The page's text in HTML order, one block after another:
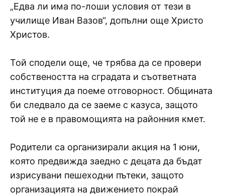
„Едва ли има по-лоши условия от тези в
училище Иван Вазов“, допълни още Христо
Христов.
Той сподели още, че трябва да се провери
собствеността на сградата и съответната
институция да поеме отговорност. Общината
би следвало да се заеме с казуса, защото
той не е в правомощията на районния кмет.
Родители са организирали акция на 1 юни,
която предвижда заедно с децата да бъдат
изрисувани пешеходни пътеки, защото
организацията на движението покрай